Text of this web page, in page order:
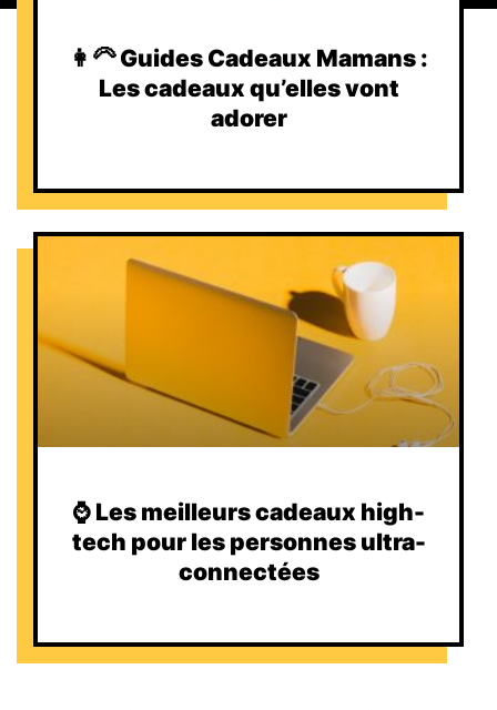
👩‍🦳 Guides Cadeaux Mamans :
Les cadeaux qu’elles vont
adorer
⌚️ Les meilleurs cadeaux high-
tech pour les personnes ultra-
connectées